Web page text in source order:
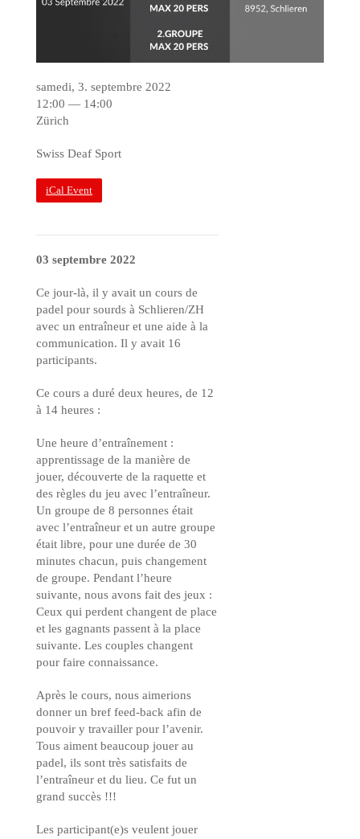
03 septembre 2022
Ce jour-là, il y avait un cours de
padel pour sourds à Schlieren/ZH
avec un entraîneur et une aide à la
communication. Il y avait 16
participants.
Ce cours a duré deux heures, de 12
à 14 heures :
Une heure d’entraînement :
apprentissage de la manière de
jouer, découverte de la raquette et
des règles du jeu avec l’entraîneur.
Un groupe de 8 personnes était
avec l’entraîneur et un autre groupe
était libre, pour une durée de 30
minutes chacun, puis changement
de groupe. Pendant l’heure
suivante, nous avons fait des jeux :
Ceux qui perdent changent de place
et les gagnants passent à la place
suivante. Les couples changent
pour faire connaissance.
Après le cours, nous aimerions
donner un bref feed-back afin de
pouvoir y travailler pour l’avenir.
Tous aiment beaucoup jouer au
padel, ils sont très satisfaits de
l’entraîneur et du lieu. Ce fut un
grand succès !!!
Les participant(e)s veulent jouer
samedi, 3. septembre 2022
12:00 — 14:00
Zürich
Swiss Deaf Sport
iCal Event